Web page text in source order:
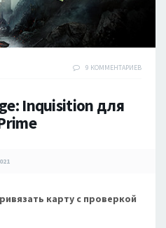
9 КОММЕНТАРИЕВ
Inquisition для
карту с проверкой